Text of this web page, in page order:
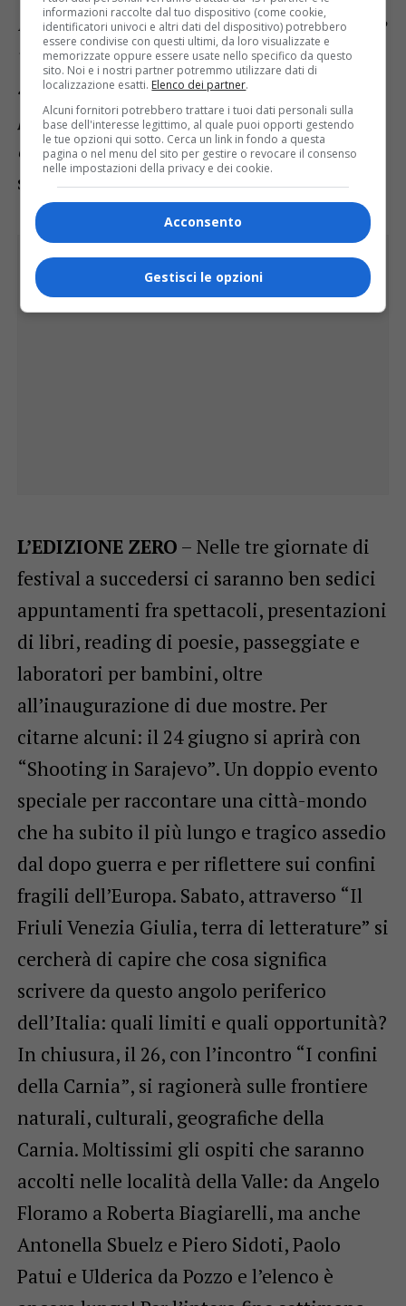
intraprendere questo percorso. Essa stessa è
valle di confine e storicamente ha visto i
suoi abitanti viaggiare per mezza Europa
per poi tornare e portare conoscenze,
competenze, esperienze», hanno
sottolineato ancora Ciprian e Daltin.
L’EDIZIONE ZERO – Nelle tre giornate di
festival a succedersi ci saranno ben sedici
appuntamenti fra spettacoli, presentazioni
di libri, reading di poesie, passeggiate e
laboratori per bambini, oltre
all’inaugurazione di due mostre. Per
citarne alcuni: il 24 giugno si aprirà con
“Shooting in Sarajevo”. Un doppio evento
speciale per raccontare una città-mondo
che ha subito il più lungo e tragico assedio
dal dopo guerra e per riflettere sui confini
fragili dell’Europa. Sabato, attraverso “Il
Friuli Venezia Giulia, terra di letterature” si
cercherà di capire che cosa significa
scrivere da questo angolo periferico
dell’Italia: quali limiti e quali opportunità?
In chiusura, il 26, con l’incontro “I confini
della Carnia”, si ragionerà sulle frontiere
naturali, culturali, geografiche della
Carnia. Moltissimi gli ospiti che saranno
accolti nelle località della Valle: da Angelo
Floramo a Roberta Biagiarelli, ma anche
Antonella Sbuelz e Piero Sidoti, Paolo
Patui e Ulderica da Pozzo e l’elenco è
informazioni raccolte dal tuo dispositivo (come cookie,
identificatori univoci e altri dati del dispositivo) potrebbero
essere condivise con questi ultimi, da loro visualizzate e
memorizzate oppure essere usate nello specifico da questo
sito. Noi e i nostri partner potremmo utilizzare dati di
localizzazione esatti. Elenco dei partner.
Alcuni fornitori potrebbero trattare i tuoi dati personali sulla
base dell'interesse legittimo, al quale puoi opporti gestendo
le tue opzioni qui sotto. Cerca un link in fondo a questa
pagina o nel menu del sito per gestire o revocare il consenso
nelle impostazioni della privacy e dei cookie.
Acconsento
Gestisci le opzioni